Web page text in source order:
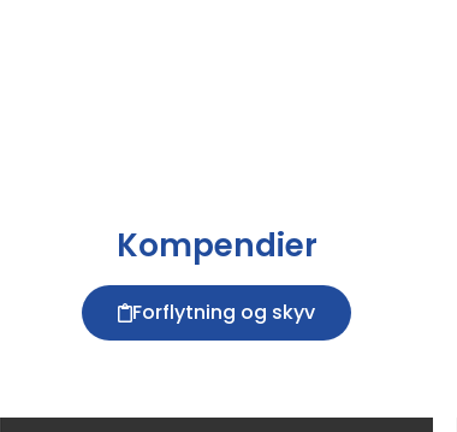
Kompendier
Forflytning og skyv